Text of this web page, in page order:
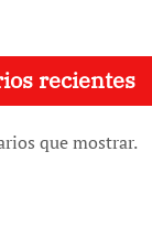
recientes
que mostrar.